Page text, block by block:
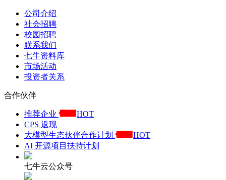
公司介绍
社会招聘
校园招聘
联系我们
七牛资料库
市场活动
投资者关系
合作伙伴
推荐企业
HOT
CPS 返现
大模型生态伙伴合作计划
HOT
AI 开源项目扶持计划
七牛云公众号